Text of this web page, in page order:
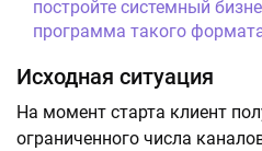
постройте системный
программа такого
Исходная ситуация
На момент старта клиент
ограниченного числа